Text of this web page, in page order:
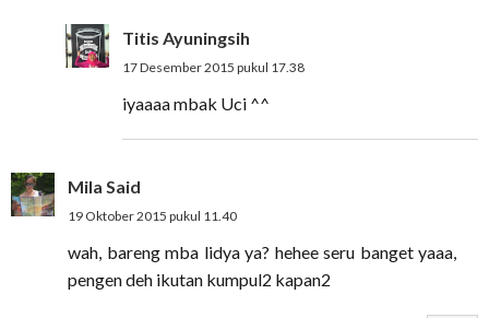
Titis Ayuningsih
17 Desember 2015 pukul 17.38
iyaaaa mbak Uci ^^
Mila Said
19 Oktober 2015 pukul 11.40
wah, bareng mba lidya ya? hehee seru banget yaaa,
pengen deh ikutan kumpul2 kapan2